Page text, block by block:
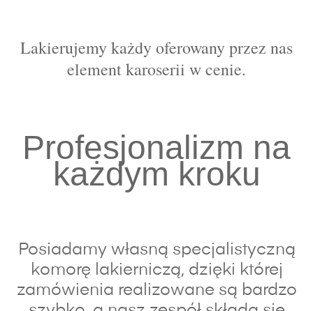
Lakierujemy każdy oferowany przez nas
element karoserii w cenie.
Profesjonalizm na
każdym kroku
Posiadamy własną specjalistyczną
komorę lakierniczą, dzięki której
zamówienia realizowane są bardzo